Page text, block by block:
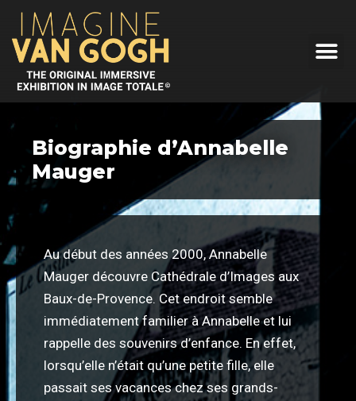
Biographie d’Annabelle
Mauger
Au début des années 2000, Annabelle
Mauger découvre Cathédrale d’Images aux
Baux-de-Provence. Cet endroit semble
immédiatement familier à Annabelle et lui
rappelle des souvenirs d’enfance. En effet,
lorsqu’elle n’était qu’une petite fille, elle
passait ses vacances chez ses grands-